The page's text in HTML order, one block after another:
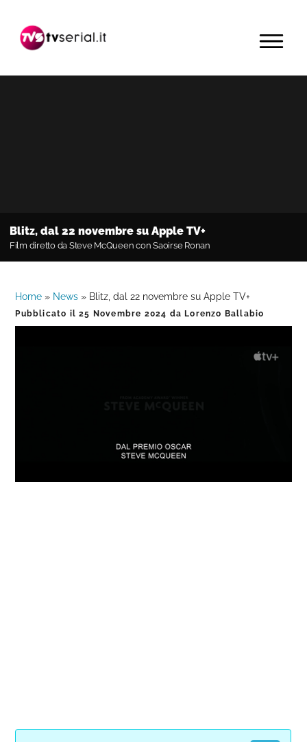
navigazione
contenuto
barra
primaria
MENU
Blitz, dal 22 novembre su Apple TV+
Film diretto da Steve McQueen con Saoirse Ronan
Home » News » Blitz, dal 22 novembre su Apple TV+
Pubblicato il25 Novembre 2024 da Lorenzo Ballabio
0%
0%